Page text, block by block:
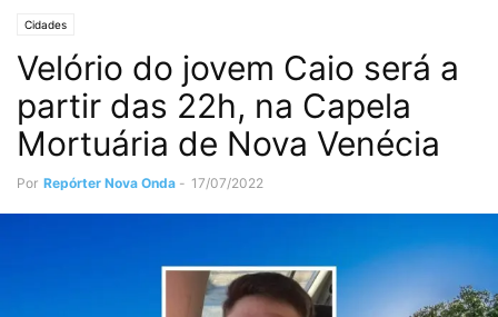
Cidades
Velório do jovem Caio será a
partir das 22h, na Capela
Mortuária de Nova Venécia
Por Repórter Nova Onda - 17/07/2022